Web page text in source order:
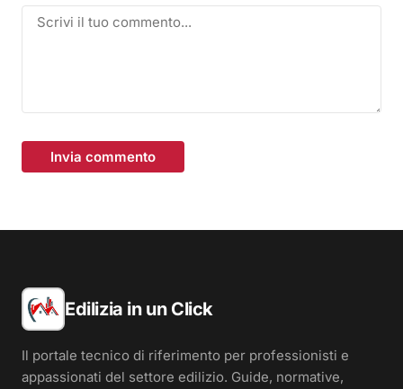
Invia commento
Edilizia in un Click
Il portale tecnico di riferimento per professionisti e
appassionati del settore edilizio. Guide, normative,